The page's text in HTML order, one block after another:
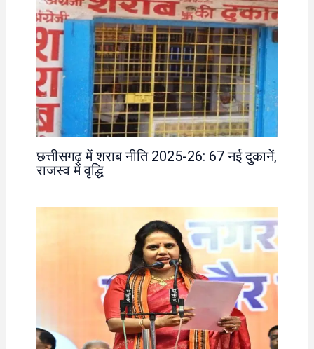
छत्तीसगढ़ में शराब नीति 2025-26: 67 नई दुकानें,
राजस्व में वृद्धि